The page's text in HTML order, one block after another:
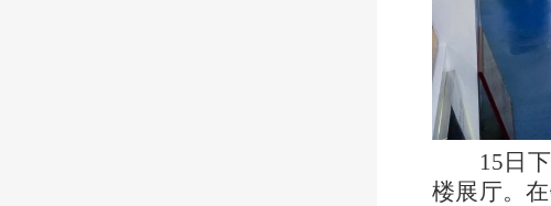
15日
楼展厅。